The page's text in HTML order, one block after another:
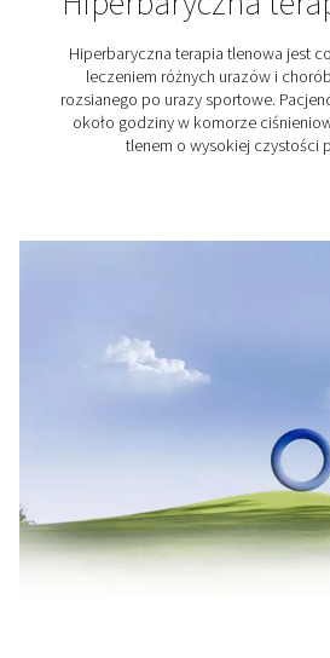
UV curing relies on a precise
amounts of oxygen can
PPNG DX skid, you can
create an inert
ensure complete,